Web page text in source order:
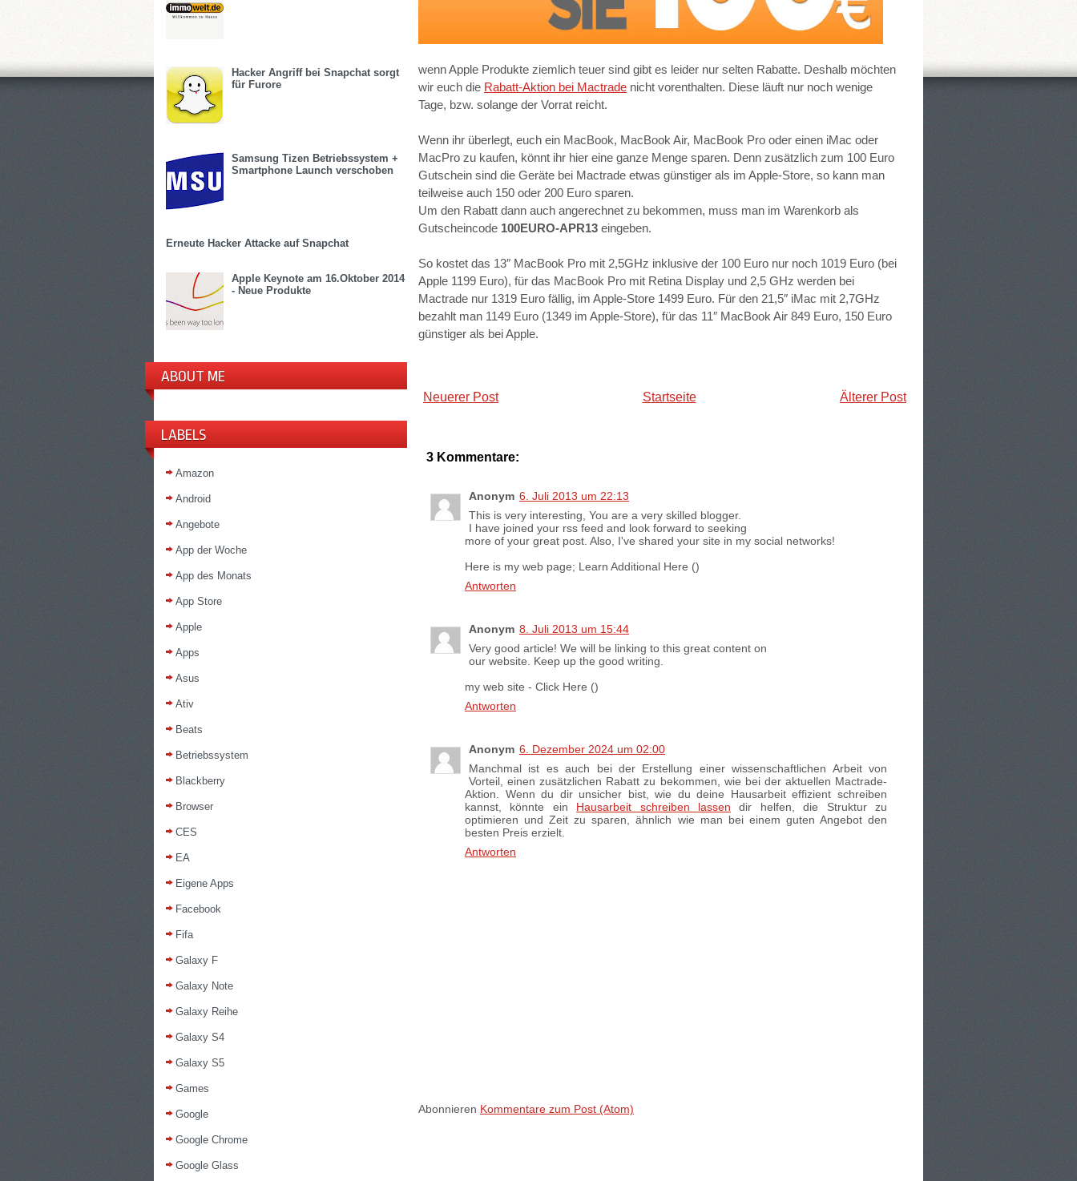
Hacker Angriff bei Snapchat sorgt
für Furore
Samsung Tizen Betriebssystem +
Smartphone Launch verschoben
Erneute Hacker Attacke auf Snapchat
Apple Keynote am 16.Oktober 2014
- Neue Produkte
ABOUT ME
LABELS
Amazon
Android
Angebote
App der Woche
App des Monats
App Store
Apple
Apps
Asus
Ativ
Beats
Betriebssystem
Blackberry
Browser
CES
EA
Eigene Apps
Facebook
Fifa
Galaxy F
Galaxy Note
Galaxy Reihe
Galaxy S4
Galaxy S5
Games
Google
Google Chrome
Google Glass
wenn Apple Produkte ziemlich teuer sind gibt es leider nur selten Rabatte. Deshalb möchten
wir euch die Rabatt-Aktion bei Mactrade nicht vorenthalten. Diese läuft nur noch wenige
Tage, bzw. solange der Vorrat reicht.
Wenn ihr überlegt, euch ein MacBook, MacBook Air, MacBook Pro oder einen iMac oder
MacPro zu kaufen, könnt ihr hier eine ganze Menge sparen. Denn zusätzlich zum 100 Euro
Gutschein sind die Geräte bei Mactrade etwas günstiger als im Apple-Store, so kann man
teilweise auch 150 oder 200 Euro sparen.
Um den Rabatt dann auch angerechnet zu bekommen, muss man im Warenkorb als
Gutscheincode 100EURO-APR13 eingeben.
So kostet das 13″ MacBook Pro mit 2,5GHz inklusive der 100 Euro nur noch 1019 Euro (bei
Apple 1199 Euro), für das MacBook Pro mit Retina Display und 2,5 GHz werden bei
Mactrade nur 1319 Euro fällig, im Apple-Store 1499 Euro. Für den 21,5″ iMac mit 2,7GHz
bezahlt man 1149 Euro (1349 im Apple-Store), für das 11″ MacBook Air 849 Euro, 150 Euro
günstiger als bei Apple.
Neuerer Post Älterer Post
Startseite
3 Kommentare:
Anonym 6. Juli 2013 um 22:13
This is very interesting, You are a very skilled blogger.
I have joined your rss feed and look forward to seeking
more of your great post. Also, I've shared your site in my social networks!
Here is my web page; Learn Additional Here ()
Antworten
Anonym 8. Juli 2013 um 15:44
Very good article! We will be linking to this great content on
our website. Keep up the good writing.
my web site - Click Here ()
Antworten
Anonym 6. Dezember 2024 um 02:00
Manchmal ist es auch bei der Erstellung einer wissenschaftlichen Arbeit von
Vorteil, einen zusätzlichen Rabatt zu bekommen, wie bei der aktuellen Mactrade-
Aktion. Wenn du dir unsicher bist, wie du deine Hausarbeit effizient schreiben
kannst, könnte ein Hausarbeit schreiben lassen dir helfen, die Struktur zu
optimieren und Zeit zu sparen, ähnlich wie man bei einem guten Angebot den
besten Preis erzielt.
Antworten
Abonnieren Kommentare zum Post (Atom)